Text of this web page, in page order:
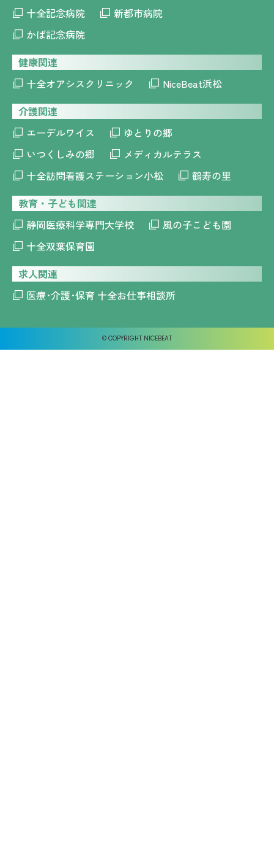
十全記念病院
新都市病院
かば記念病院
健康関連
十全オアシスクリニック
NiceBeat浜松
介護関連
エーデルワイス
ゆとりの郷
いつくしみの郷
メディカルテラス
十全訪問看護ステーション小松
鶴寿の里
教育・子ども関連
静岡医療科学専門大学校
風の子こども園
十全双葉保育園
求人関連
医療･介護･保育 十全お仕事相談所
© COPYRIGHT NICEBEAT